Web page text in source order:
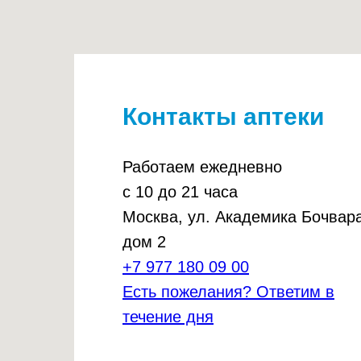
Контакты аптеки
Работаем ежедневно
с 10 до 21 часа
Москва, ул. Академика
дом 2
+7 977 180 09 00
Есть пожелания? Ответим в
течение дня